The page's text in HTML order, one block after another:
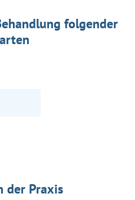
folgender
der Praxis